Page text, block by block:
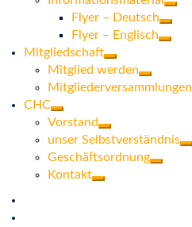
Flyer – Deutsch
Flyer – Englisch
Mitgliedschaft
Mitglied werden
Mitgliederversammlungen
CHC
Vorstand
unser Selbstverständnis
Geschäftsordnung
Kontakt